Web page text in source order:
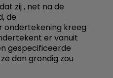
zij , net na de
de
kreeg
er vanuit
gespecificeerde
dan grondig zou